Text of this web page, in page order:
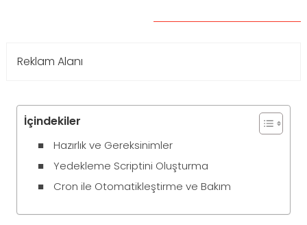
Reklam Alanı
İçindekiler
Hazırlık ve Gereksinimler
Yedekleme Scriptini Oluşturma
Cron ile Otomatikleştirme ve Bakım